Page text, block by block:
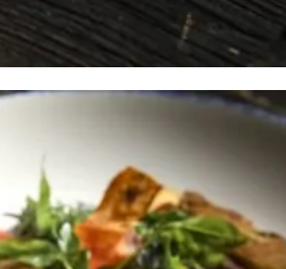
Das Wirtshaus AYINGER IN
„Hopfenliebe“.
Kupfer, Holz und Loden,
Brauereikeller und das Bier
werden münchnerische
moderner Note und etwas